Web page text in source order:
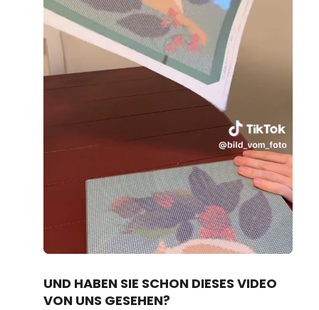
Unmute Loaded:
91.14%
UND HABEN SIE SCHON DIESES VIDEO
VON UNS GESEHEN?